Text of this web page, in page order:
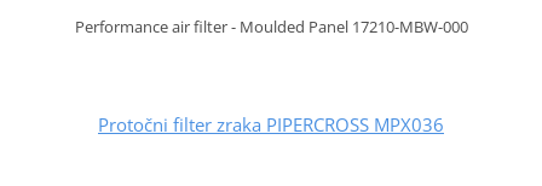
Performance air filter - Moulded Panel 17210-MBW-000
Protočni filter zraka PIPERCROSS MPX036